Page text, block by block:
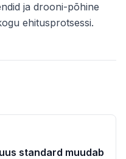
ja drooni-põhine
ehitusprotsessi.
standard muudab